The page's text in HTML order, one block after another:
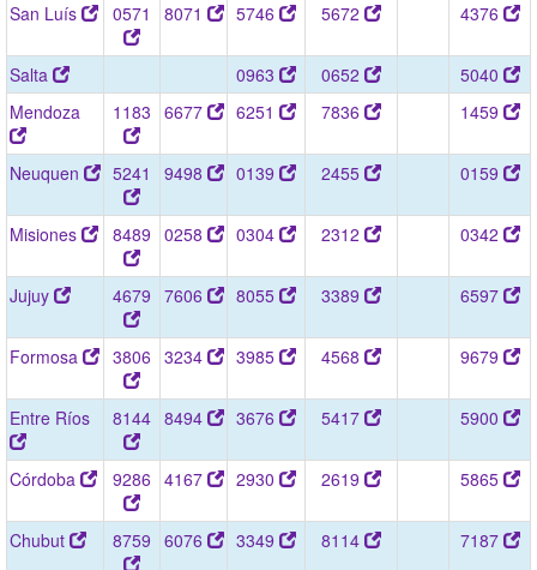
San Luís 0571 8071 5746 5672 4376
Salta 0963 0652
5040
Mendoza
1183 6677 6251 7836 1459
Neuquen 5241 9498 0139 2455 0159
Misiones 8489 0258 0304 2312 0342
Jujuy 4679 7606 8055 3389 6597
Formosa 3806 3234 3985 4568 9679
Entre Ríos 8144 8494 3676 5417 5900
Córdoba 9286 4167 2930 2619 5865
Chubut 8759 6076 3349 8114 7187